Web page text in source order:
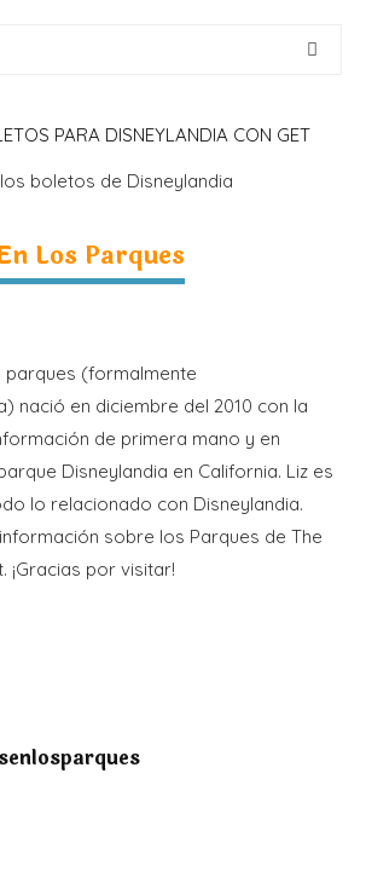
boletos de Disneylandia
Los Parques
parques (formalmente
nació en diciembre del 2010 con la
de primera mano y en
Disneylandia en California. Liz es
lo relacionado con Disneylandia.
sobre los Parques de The
¡Gracias por visitar!